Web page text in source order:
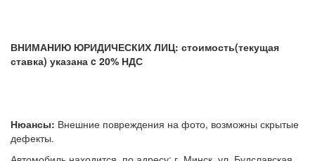
ВНИМАНИЮ ЮРИДИЧЕСКИХ ЛИЦ: стоимость(текущая
ставка) указана c 20% НДС
Нюансы: Внешние повреждения на фото, возможны скрытые
дефекты.